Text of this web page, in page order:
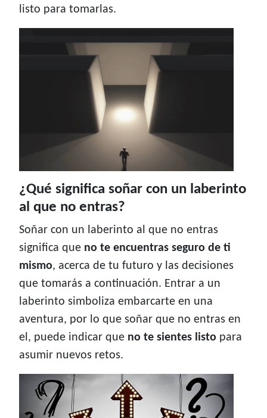
listo para tomarlas.
¿Qué significa soñar con un laberinto
al que no entras?
Soñar con un laberinto al que no entras
significa que no te encuentras seguro de ti
mismo, acerca de tu futuro y las decisiones
que tomarás a continuación. Entrar a un
laberinto simboliza embarcarte en una
aventura, por lo que soñar que no entras en
el, puede indicar que no te sientes listo para
asumir nuevos retos.